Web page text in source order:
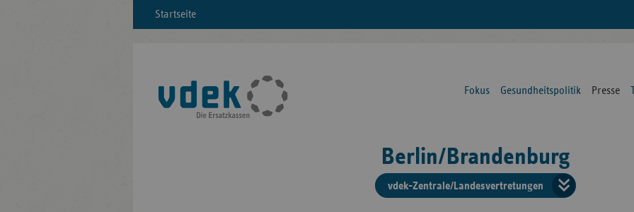
Startseite
Fokus Gesundheitspolitik Presse
Berlin/Brandenburg
vdek-Zentrale/Landesvertretungen